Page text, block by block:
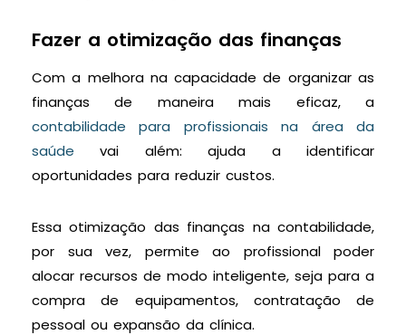
Fazer a otimização das finanças
Com a melhora na capacidade de organizar as
finanças de maneira mais eficaz, a
contabilidade para profissionais na área da
saúde vai além: ajuda a identificar
oportunidades para reduzir custos.
Essa otimização das finanças na contabilidade,
por sua vez, permite ao profissional poder
alocar recursos de modo inteligente, seja para a
compra de equipamentos, contratação de
pessoal ou expansão da clínica.